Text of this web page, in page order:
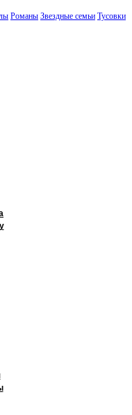
Романы Звездные семьи Тусовки